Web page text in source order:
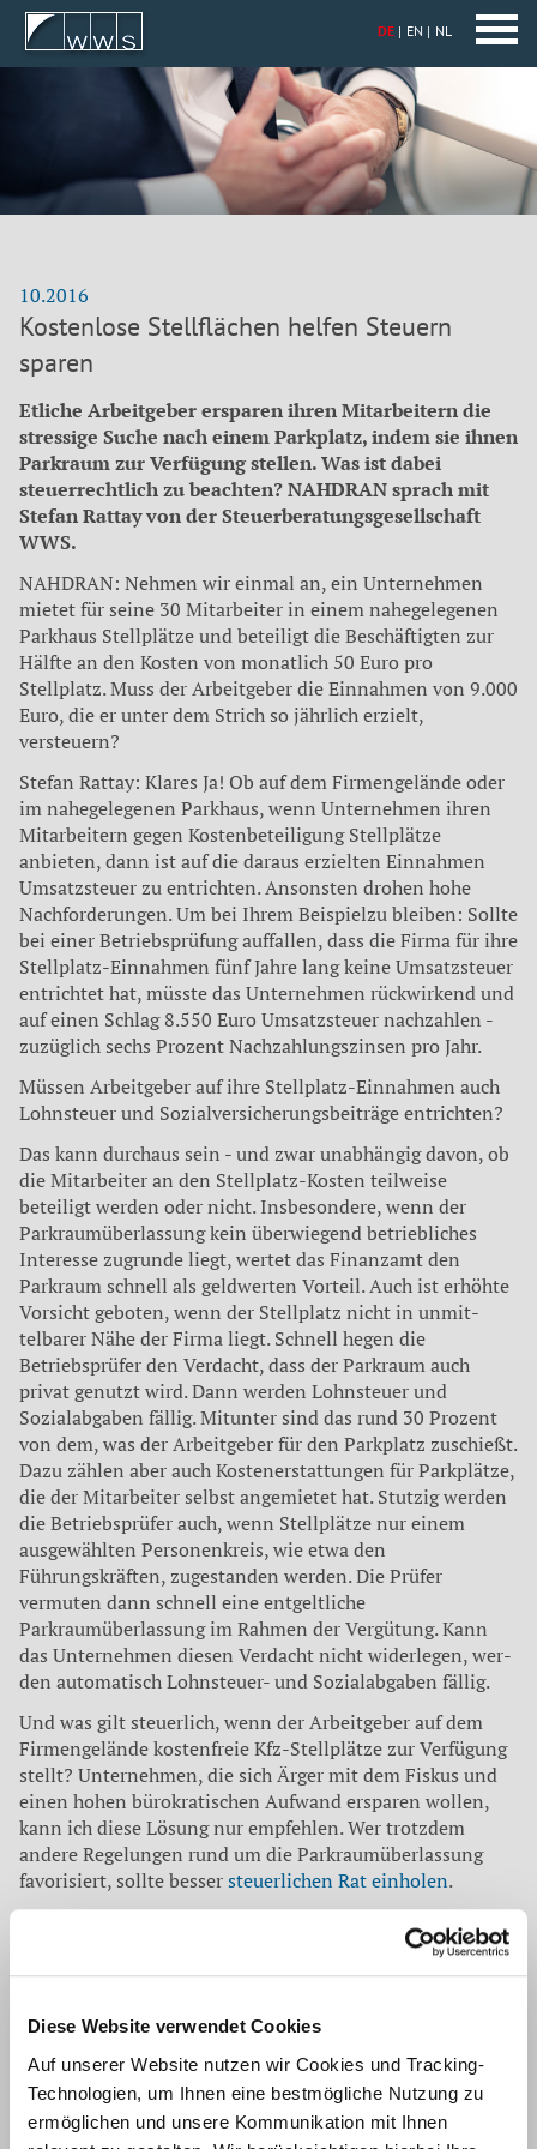
Diese Website verwendet Cookies
Auf unserer Website nutzen wir Cookies und Tracking-
Technologien, um Ihnen eine bestmögliche Nutzung zu
ermöglichen und unsere Kommunikation mit Ihnen
DE EN NL
10.2016
Kostenlose Stellflächen helfen Steuern
sparen
Etliche Arbeitgeber ersparen ihren Mitarbeitern die
stressige Suche nach einem Parkplatz, indem sie ihnen
Parkraum zur Verfügung stellen. Was ist dabei
steuerrechtlich zu beachten? NAHDRAN sprach mit
Stefan Rattay von der Steuerberatungsgesellschaft
WWS.
NAHDRAN: Nehmen wir einmal an, ein Unternehmen
mietet für seine 30 Mitarbeiter in einem nahegelegenen
Parkhaus Stellplätze und beteiligt die Beschäftigten zur
Hälfte an den Kosten von monatlich 50 Euro pro
Stellplatz. Muss der Arbeit­geber die Einnahmen von 9.000
Euro, die er unter dem Strich so jährlich erzielt,
versteuern?
Stefan Rattay: Klares Ja! Ob auf dem Firmengelände oder
im nahegelegenen Parkhaus, wenn Unternehmen ihren
Mitarbei­tern gegen Kostenbeteiligung Stellplätze
anbieten, dann ist auf die daraus erzielten Einnahmen
Umsatzsteuer zu entrichten. Ansonsten drohen hohe
Nachforderungen. Um bei Ihrem Bei­spielzu bleiben: Sollte
bei einer Betriebsprüfung auffallen, dass die Firma für ihre
Stellplatz-Einnahmen fünf Jahre lang keine Umsatzsteuer
entrichtet hat, müsste das Unternehmen rück­wirkend und
auf einen Schlag 8.550 Euro Umsatzsteuer nach­zahlen -
zuzüglich sechs Prozent Nachzahlungszinsen pro Jahr.
Müssen Arbeitgeber auf ihre Stellplatz-Einnahmen auch
Lohn­steuer und Sozialversicherungsbeiträge entrichten?
Das kann durchaus sein - und zwar unabhängig davon, ob
die Mitarbeiter an den Stellplatz-Kosten teilweise
beteiligt werden oder nicht. Insbesondere, wenn der
Parkraumüberlassung kein überwiegend betriebliches
Interesse zugrunde liegt, wertet das Finanzamt den
Parkraum schnell als geldwerten Vorteil. Auch ist erhöhte
Vorsicht geboten, wenn der Stellplatz nicht in unmit­
telbarer Nähe der Firma liegt. Schnell hegen die
Betriebsprüfer den Verdacht, dass der Parkraum auch
privat genutzt wird. Dann werden Lohnsteuer und
Sozialabgaben fällig. Mitunter sind das rund 30 Prozent
von dem, was der Arbeitgeber für den Parkplatz zuschießt.
Dazu zählen aber auch Kostenerstattungen für Parkplätze,
die der Mitarbeiter selbst angemietet hat. Stutzig werden
die Betriebsprüfer auch, wenn Stellplätze nur einem
ausgewählten Personenkreis, wie etwa den
Führungskräften, zugestanden werden. Die Prüfer
vermuten dann schnell eine entgeltliche
Parkraumüberlassung im Rahmen der Vergütung. Kann
das Unternehmen diesen Verdacht nicht widerlegen, wer­
den automatisch Lohnsteuer- und Sozialabgaben fällig.
Und was gilt steuerlich, wenn der Arbeitgeber auf dem
Firmen­gelände kostenfreie Kfz-Stellplätze zur Verfügung
stellt? Unternehmen, die sich Ärger mit dem Fiskus und
einen hohen bürokratischen Aufwand ersparen wollen,
kann ich diese Lö­sung nur empfehlen. Wer trotzdem
andere Regelungen rund um die Parkraumüberlassung
favorisiert, sollte bessersteuerlichen Rat einholen.
Geschäftsführer, Diplom-Finanzwirt
(FH), Steuerberater, Fachberater für
internationales Steuerrecht
Tel.: 0241 886 96-0
Fax: 0241 88696-11